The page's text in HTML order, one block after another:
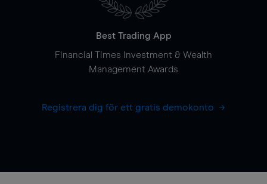
Best Trading App
Financial Times Investment & Wealth
Management Awards
Registrera dig för ett gratis demokonto